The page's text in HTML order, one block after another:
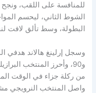
للمنافسة على اللقب،
الشوط الثاني، ليحسم
البطولة، وسط تألق لافت
و90، وأحرز المنتخب
من ركلة جزاء في الوقت
واصل المنتخب النرويجي